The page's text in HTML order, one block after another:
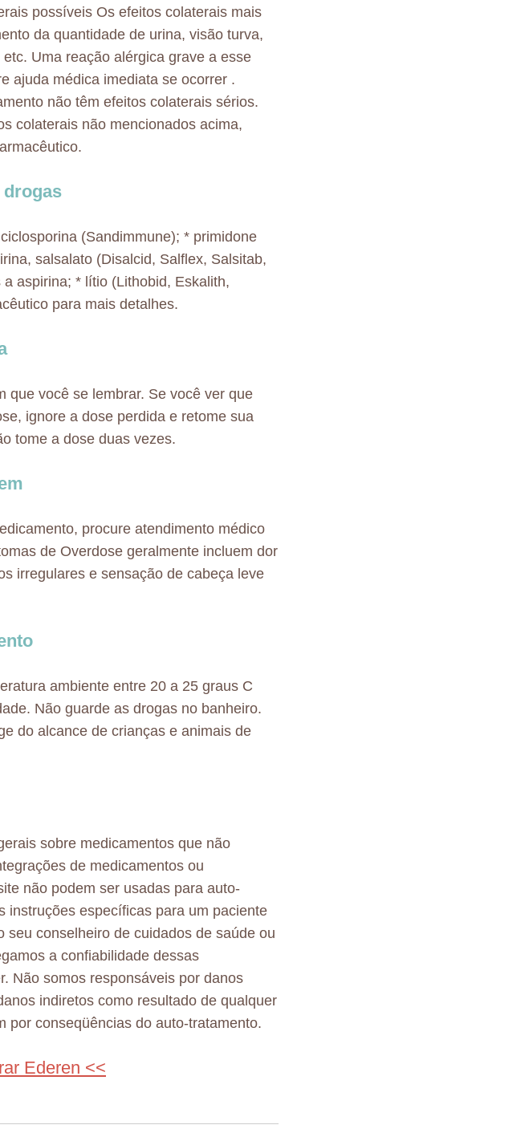
possíveis Os efeitos colaterais mais
da quantidade de urina, visão turva,
Uma reação alérgica grave a esse
ajuda médica imediata se ocorrer .
não têm efeitos colaterais sérios.
colaterais não mencionados acima,
drogas
(Sandimmune); * primidone
salsalato (Disalcid, Salflex, Salsitab,
aspirina; * lítio (Lithobid, Eskalith,
para mais detalhes.
que você se lembrar. Se você ver que
ignore a dose perdida e retome sua
tome a dose duas vezes.
procure atendimento médico
de Overdose geralmente incluem dor
irregulares e sensação de cabeça leve
ambiente entre 20 a 25 graus C
Não guarde as drogas no banheiro.
do alcance de crianças e animais de
sobre medicamentos que não
de medicamentos ou
não podem ser usadas para auto-
instruções específicas para um paciente
conselheiro de cuidados de saúde ou
a confiabilidade dessas
Não somos responsáveis por danos
indiretos como resultado de qualquer
por conseqüências do auto-tratamento.
Ederen <<